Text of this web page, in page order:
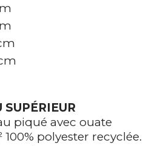
SUPÉRIEUR
piqué avec ouate
100% polyester recyclée.